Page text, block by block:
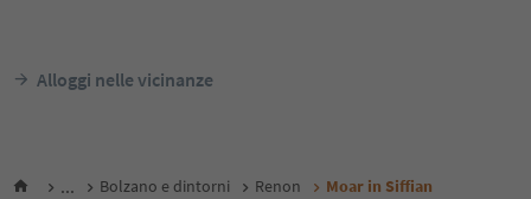
Alloggi nelle vicinanze
... Bolzano e dintorni Renon Moar in Siffian